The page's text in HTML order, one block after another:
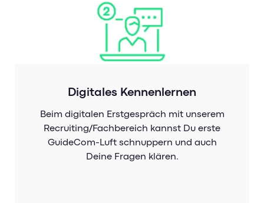
Digitales Kennenlernen
Beim digitalen Erstgespräch mit unserem
Recruiting/Fachbereich kannst Du erste
GuideCom-Luft schnuppern und auch
Deine Fragen klären.